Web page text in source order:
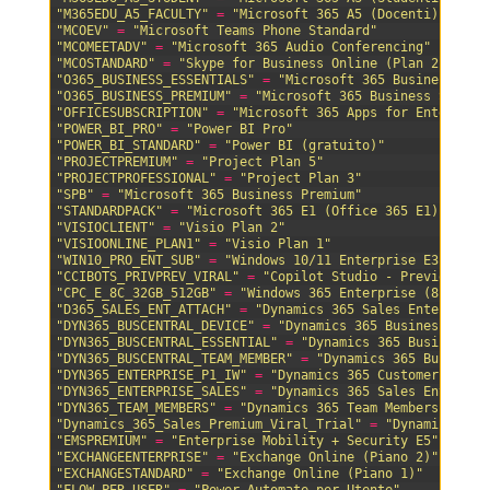
"M365EDU_A5_FACULTY" =
"Microsoft 365 A5 (Docenti)"
"MCOEV" =
"Microsoft Teams Phone Standard"
"MCOMEETADV" =
"Microsoft 365 Audio Conferencing"
"MCOSTANDARD" =
"Skype for Business Online (Plan 2)"
"O365_BUSINESS_ESSENTIALS" =
"Microsoft 365 Business
"O365_BUSINESS_PREMIUM" =
"Microsoft 365 Business
"OFFICESUBSCRIPTION" =
"Microsoft 365 Apps for
"POWER_BI_PRO" =
"Power BI Pro"
"POWER_BI_STANDARD" =
"Power BI (gratuito)"
"PROJECTPREMIUM" =
"Project Plan 5"
"PROJECTPROFESSIONAL" =
"Project Plan 3"
"SPB" =
"Microsoft 365 Business Premium"
"STANDARDPACK" =
"Microsoft 365 E1 (Office 365 E1)"
"VISIOCLIENT" =
"Visio Plan 2"
"VISIOONLINE_PLAN1" =
"Visio Plan 1"
"WIN10_PRO_ENT_SUB" =
"Windows 10/11 Enterprise E3"
"CCIBOTS_PRIVPREV_VIRAL" =
"Copilot Studio - Preview
"CPC_E_8C_32GB_512GB" =
"Windows 365 Enterprise (8 vCPU,
"D365_SALES_ENT_ATTACH" =
"Dynamics 365 Sales
"DYN365_BUSCENTRAL_DEVICE" =
"Dynamics 365 Business
"DYN365_BUSCENTRAL_ESSENTIAL" =
"Dynamics 365 Business
"DYN365_BUSCENTRAL_TEAM_MEMBER" =
"Dynamics 365
"DYN365_ENTERPRISE_P1_IW" =
"Dynamics 365 Customer
"DYN365_ENTERPRISE_SALES" =
"Dynamics 365 Sales
"DYN365_TEAM_MEMBERS" =
"Dynamics 365 Team Members"
"Dynamics_365_Sales_Premium_Viral_Trial" =
"Dynamics
"EMSPREMIUM" =
"Enterprise Mobility + Security E5"
"EXCHANGEENTERPRISE" =
"Exchange Online (Piano 2)"
"EXCHANGESTANDARD" =
"Exchange Online (Piano 1)"